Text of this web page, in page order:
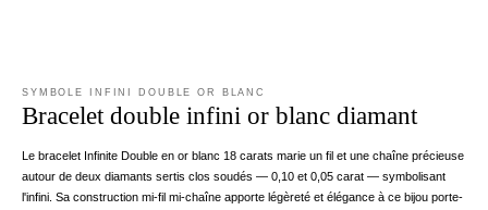
SYMBOLE INFINI DOUBLE OR BLANC
Bracelet double infini or blanc diamant
Le bracelet Infinite Double en or blanc 18 carats marie un fil et une chaîne précieuse
autour de deux diamants sertis clos soudés — 0,10 et 0,05 carat — symbolisant
l'infini. Sa construction mi-fil mi-chaîne apporte légèreté et élégance à ce bijou porte-